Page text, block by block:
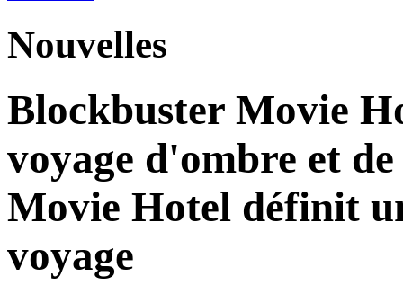
Nouvelles
Blockbuster Movie
voyage d'ombre et
Movie Hotel définit
voyage